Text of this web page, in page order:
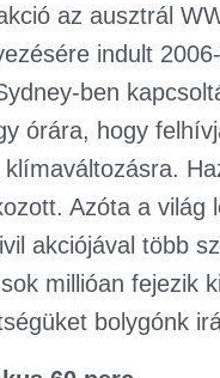
az ausztrál
indult
ben
órára, hogy
Azóta a világ
akciójával több
millióan fejezik ki
bolygónk